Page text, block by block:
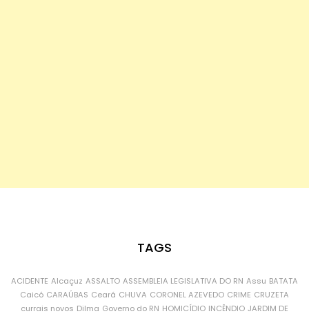
TAGS
ACIDENTE Alcaçuz ASSALTO ASSEMBLEIA LEGISLATIVA DO RN Assu BATATA
Caicó CARAÚBAS Ceará CHUVA CORONEL AZEVEDO CRIME CRUZETA
currais novos Dilma Governo do RN HOMICÍDIO INCÊNDIO JARDIM DE